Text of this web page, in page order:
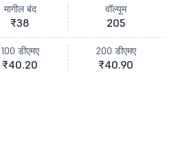
मागील बंद
₹38
वॉल्यूम
205
100 डीएमए
₹40.20
200 डीएमए
₹40.90